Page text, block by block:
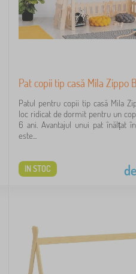
Pat copii tip casă Mila Zippo
Patul pentru copii tip casă Mila
loc ridicat de dormit pentru un
6 ani. Avantajul unui pat înălțat
este...
IN STOC